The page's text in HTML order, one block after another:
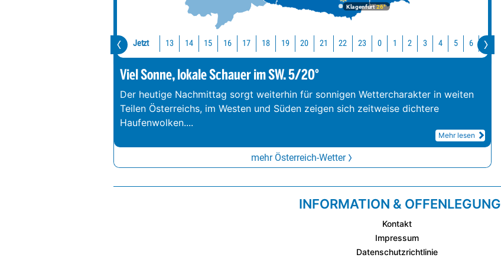
Klagenfurt26°
Jetzt 13 14 15 16 17 18 19 20 21 22 23 0 1 2 3 4 5 6 7
Viel Sonne, lokale Schauer im SW. 5/20°
Der heutige Nachmittag sorgt weiterhin für sonnigen Wettercharakter in weiten
Teilen Österreichs, im Westen und Süden zeigen sich zeitweise dichtere
Haufenwolken....
Mehr lesen
mehr Österreich-Wetter
INFORMATION & OFFENLEGUNG
Kontakt
Impressum
Datenschutzrichtlinie